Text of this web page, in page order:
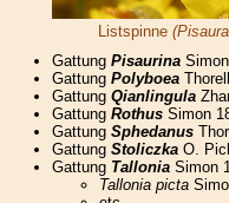
Listspinne
Gattung Pisaurina
Gattung Polyboea
Gattung Qianlingula
Gattung Rothus Simon
Gattung Sphedanus
Gattung Stoliczka O.
Gattung Tallonia Simon
Tallonia picta